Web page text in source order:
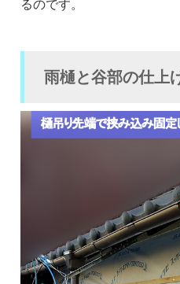
るのです。
雨樋と谷部の仕上